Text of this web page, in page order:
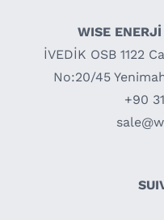
WISE
İVEDİK OSB 1122
No:20/45
+90